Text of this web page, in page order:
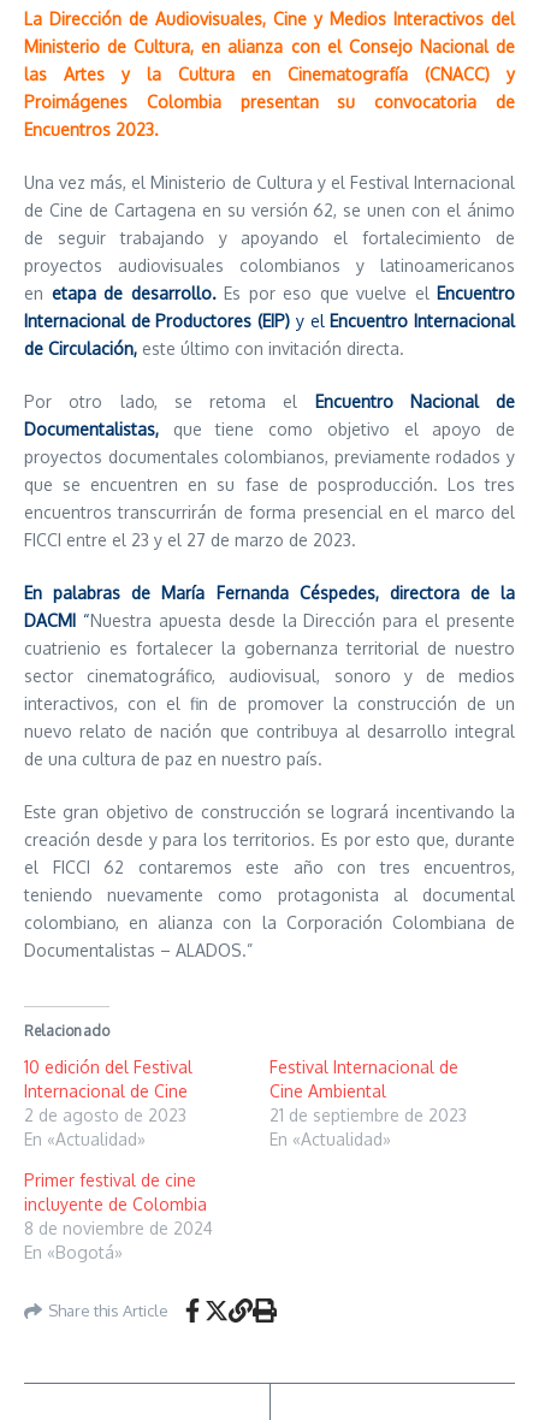
La Dirección de Audiovisuales, Cine y Medios Interactivos del
Ministerio de Cultura, en alianza con el Consejo Nacional de
las Artes y la Cultura en Cinematografía (CNACC) y
Proimágenes Colombia presentan su convocatoria de
Encuentros 2023.
Una vez más, el Ministerio de Cultura y el Festival Internacional
de Cine de Cartagena en su versión 62, se unen con el ánimo
de seguir trabajando y apoyando el fortalecimiento de
proyectos audiovisuales colombianos y latinoamericanos
en etapa de desarrollo. Es por eso que vuelve el Encuentro
Internacional de Productores (EIP) y el Encuentro Internacional
de Circulación, este último con invitación directa.
Por otro lado, se retoma el Encuentro Nacional de
Documentalistas,
que tiene como objetivo el apoyo de
proyectos documentales colombianos, previamente rodados y
que se encuentren en su fase de posproducción. Los tres
encuentros transcurrirán de forma presencial en el marco del
FICCI entre el 23 y el 27 de marzo de 2023.
En palabras de María Fernanda Céspedes, directora de la
DACMI “Nuestra apuesta desde la Dirección para el presente
cuatrienio es fortalecer la gobernanza territorial de nuestro
sector cinematográfico, audiovisual, sonoro y de medios
interactivos, con el fin de promover la construcción de un
nuevo relato de nación que contribuya al desarrollo integral
de una cultura de paz en nuestro país.
Este gran objetivo de construcción se logrará incentivando la
creación desde y para los territorios. Es por esto que, durante
el FICCI 62 contaremos este año con tres encuentros,
teniendo nuevamente como protagonista al documental
colombiano, en alianza con la Corporación Colombiana de
Documentalistas – ALADOS.”
Relacionado
10 edición del Festival
Internacional de Cine
2 de agosto de 2023
En «Actualidad»
Festival Internacional de
Cine Ambiental
21 de septiembre de 2023
En «Actualidad»
Primer festival de cine
incluyente de Colombia
8 de noviembre de 2024
En «Bogotá»
Share this Article